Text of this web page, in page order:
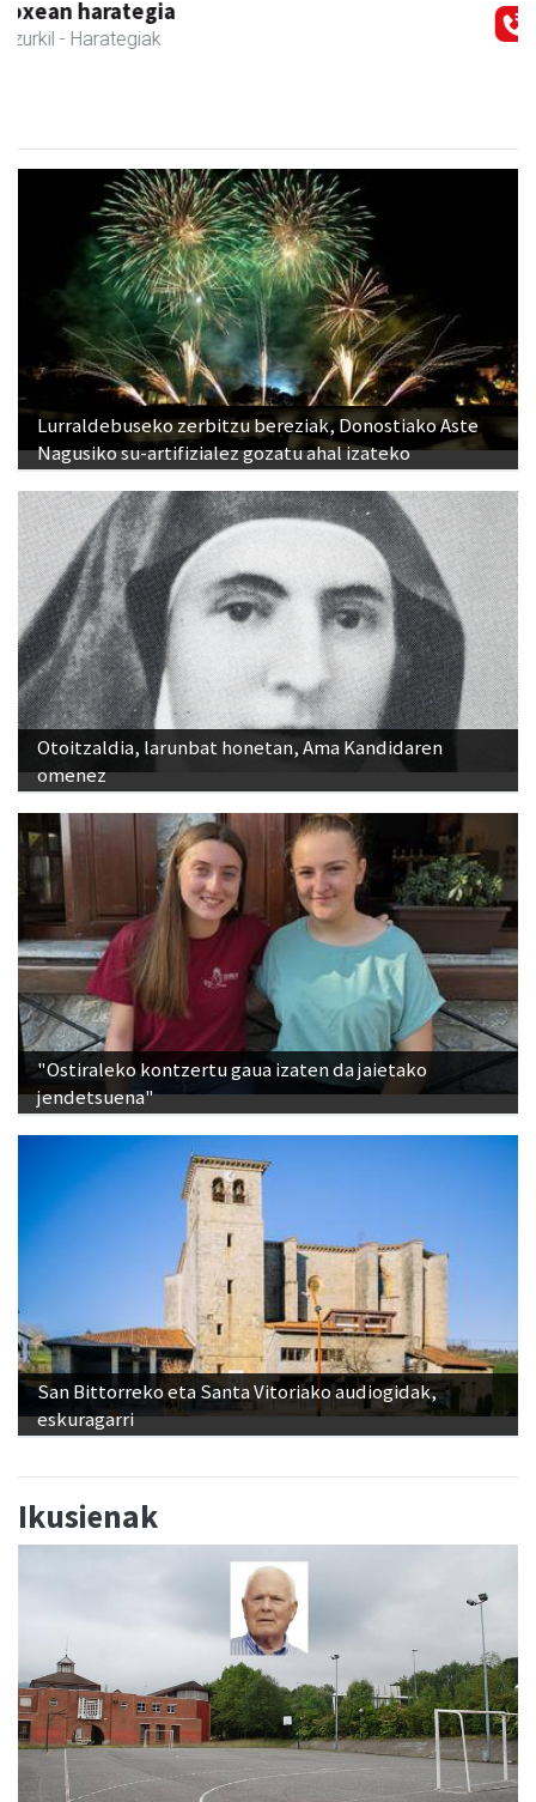
Lurraldebuseko zerbitzu bereziak, Donostiako Aste
Nagusiko su-artifizialez gozatu ahal izateko
Otoitzaldia, larunbat honetan, Ama Kandidaren
omenez
"Ostiraleko kontzertu gaua izaten da jaietako
jendetsuena"
San Bittorreko eta Santa Vitoriako audiogidak,
eskuragarri